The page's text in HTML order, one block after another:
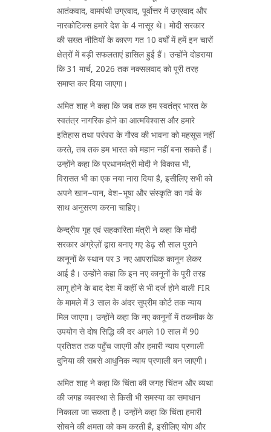
आतंकवाद, वामपंथी उग्रवाद, पूर्वोत्तर में उग्रवाद और
नारकोटिक्स हमारे देश के 4 नासूर थे। मोदी सरकार
की सख्त नीतियों के कारण गत 10 वर्षों में हमें इन चारों
क्षेत्रों में बड़ी सफलताएं हासिल हुई हैं। उन्होंने दोहराया
कि 31 मार्च, 2026 तक नक्सलवाद को पूरी तरह
समाप्त कर दिया जाएगा।
अमित शाह ने कहा कि जब तक हम स्वतंत्र भारत के
स्वतंत्र नागरिक होने का आत्मविश्वास और हमारे
इतिहास तथा परंपरा के गौरव की भावना को महसूस नहीं
करते, तब तक हम भारत को महान नहीं बना सकते हैं।
उन्होंने कहा कि प्रधानमंत्री मोदी ने विकास भी,
विरासत भी का एक नया नारा दिया है, इसीलिए सभी को
अपने खान–पान, वेश–भूषा और संस्कृति का गर्व के
साथ अनुसरण करना चाहिए।
केन्द्रीय गृह एवं सहकारिता मंत्री ने कहा कि मोदी
सरकार अंग्रेज़ों द्वारा बनाए गए डेढ़ सौ साल पुराने
कानूनों के स्थान पर 3 नए आपराधिक कानून लेकर
आई है। उन्होंने कहा कि इन नए कानूनों के पूरी तरह
लागू होने के बाद देश में कहीं से भी दर्ज होने वाली FIR
के मामले में 3 साल के अंदर सुप्रीम कोर्ट तक न्याय
मिल जाएगा। उन्होंने कहा कि नए कानूनों में तकनीक के
उपयोग से दोष सिद्धि की दर अगले 10 साल में 90
प्रतिशत तक पहुँच जाएगी और हमारी न्याय प्रणाली
दुनिया की सबसे आधुनिक न्याय प्रणाली बन जाएगी।
अमित शाह ने कहा कि चिंता की जगह चिंतन और व्यथा
की जगह व्यवस्था से किसी भी समस्या का समाधान
निकाला जा सकता है। उन्होंने कहा कि चिंता हमारी
सोचने की क्षमता को कम करती है, इसीलिए योग और